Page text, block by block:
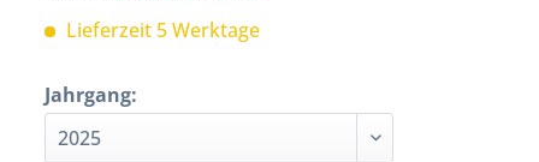
Lieferzeit 5 Werktage
Jahrgang: